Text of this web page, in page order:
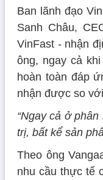
Ban lãnh đạo
Sanh Châu,
VinFast - nhận
ông, ngay cả
hoàn toàn đáp
nhận được so
“Ngay cả ở
trị, bất kể sản
Theo ông
nhu cầu thực tế